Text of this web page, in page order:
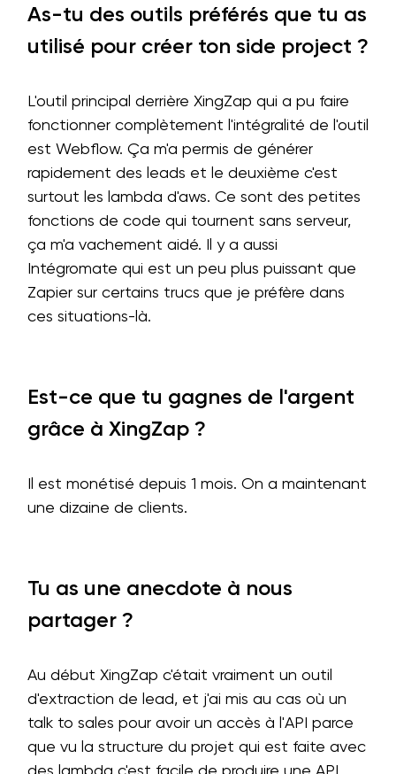
As-tu des outils préférés que tu as
utilisé pour créer ton side project ?
L'outil principal derrière XingZap qui a pu faire
fonctionner complètement l'intégralité de l'outil
est Webflow. Ça m'a permis de générer
rapidement des leads et le deuxième c'est
surtout les lambda d'aws. Ce sont des petites
fonctions de code qui tournent sans serveur,
ça m'a vachement aidé. Il y a aussi
Intégromate qui est un peu plus puissant que
Zapier sur certains trucs que je préfère dans
ces situations-là.
Est-ce que tu gagnes de l'argent
grâce à XingZap ?
Il est monétisé depuis 1 mois. On a maintenant
une dizaine de clients.
Tu as une anecdote à nous
partager ?
Au début XingZap c'était vraiment un outil
d'extraction de lead, et j'ai mis au cas où un
talk to sales pour avoir un accès à l'API parce
que vu la structure du projet qui est faite avec
des lambda c'est facile de produire une API